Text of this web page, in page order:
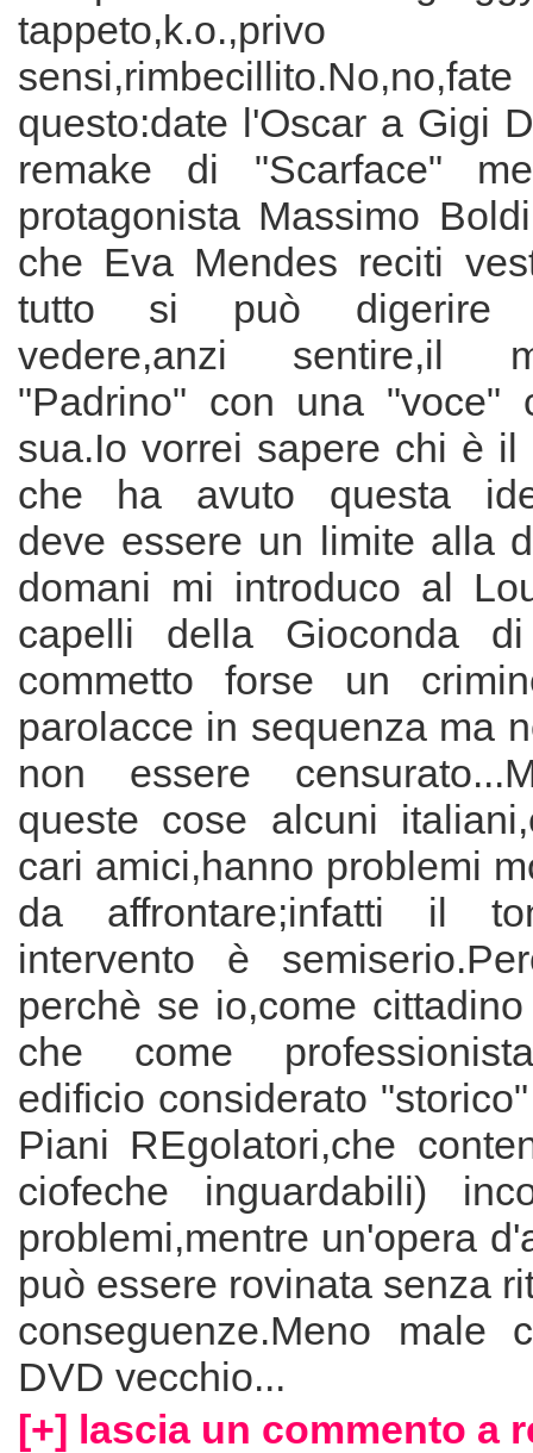
questo:date l'Oscar a Gigi
remake di "Scarface"
protagonista Massimo
che Eva Mendes reciti
tutto si può digerire
vedere,anzi sentire,il
"Padrino" con una
sua.Io vorrei sapere chi è il
che ha avuto questa
deve essere un limite alla
domani mi introduco al
capelli della Gioconda
commetto forse un
parolacce in sequenza ma
non essere
queste cose alcuni
cari amici,hanno problemi
da affrontare;infatti il
intervento è
perchè se io,come
che come
edificio considerato
Piani REgolatori,che
ciofeche inguardabili)
problemi,mentre un'opera
può essere rovinata senza
conseguenze.Meno
DVD vecchio...
[+] lascia un commento a